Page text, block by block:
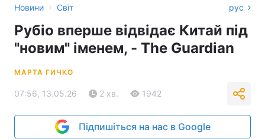
Новини › Світ рус
Рубіо вперше відвідає Китай під
"новим" іменем, - The Guardian
МАРТА ГИЧКО
07:56, 13.05.26 2 хв. 1942
Підпишіться на нас в Google